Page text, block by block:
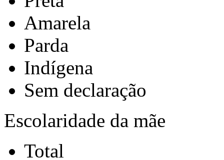
Amarela
Parda
Indígena
Sem declaração
Escolaridade da mãe
Total